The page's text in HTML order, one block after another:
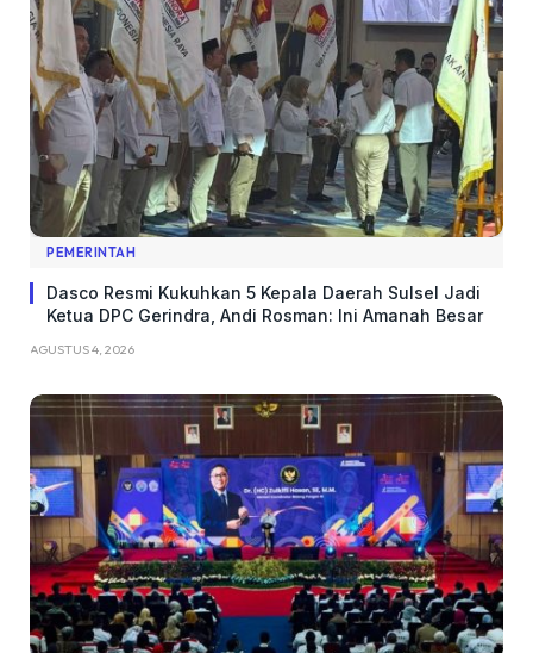
PEMERINTAH
Dasco Resmi Kukuhkan 5 Kepala Daerah Sulsel Jadi
Ketua DPC Gerindra, Andi Rosman: Ini Amanah Besar
AGUSTUS 4, 2026